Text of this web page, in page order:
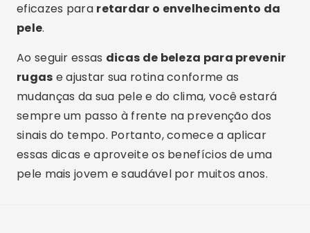
eficazes para retardar o envelhecimento da
pele.
Ao seguir essas dicas de beleza para prevenir
rugas e ajustar sua rotina conforme as
mudanças da sua pele e do clima, você estará
sempre um passo à frente na prevenção dos
sinais do tempo. Portanto, comece a aplicar
essas dicas e aproveite os benefícios de uma
pele mais jovem e saudável por muitos anos.